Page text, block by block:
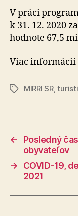
V práci
k 31. 12. 2020
hodnote 67,5
Viac informácií
ZnačkyMIRRI SR,
←
Posledný
obyvateľov
→
COVID-19,
2021